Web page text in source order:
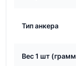
Тип анкера
Вес 1 шт